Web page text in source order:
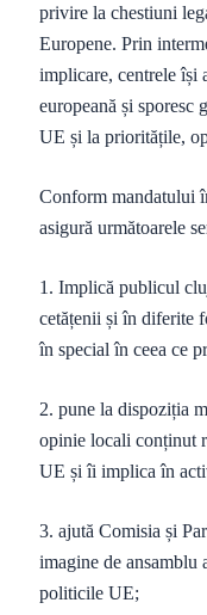
privire la chestiuni
Europene. Prin
implicare, centrele își
europeană și sporesc
UE și la prioritățile,
Conform mandatului
asigură următoarele
1. Implică publicul
cetățenii și în diferite
în special în ceea ce
2. pune la dispoziția
opinie locali conținut
UE și îi implica în
3. ajută Comisia și
imagine de ansamblu
politicile UE;